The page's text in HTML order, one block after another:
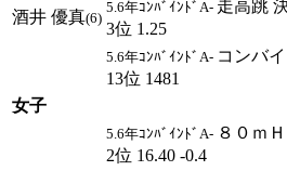
酒井 優真(6)
5.6年ｺﾝﾊﾞｲﾝﾄﾞA- 走高跳
3位 1.25
5.6年ｺﾝﾊﾞｲﾝﾄﾞA- コンバ
13位 1481
女子
5.6年ｺﾝﾊﾞｲﾝﾄﾞA- ８０ｍＨ
2位 16.40 -0.4